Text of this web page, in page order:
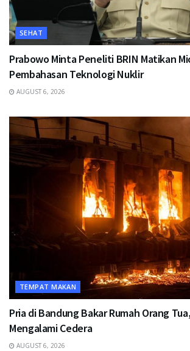
SEHAT
Prabowo Minta Peneliti BRIN Matikan
Pembahasan Teknologi Nuklir
AUGUST 6, 2026
TEMPAT MAKAN
Pria di Bandung Bakar Rumah Orang
Mengalami Cedera
AUGUST 6, 2026